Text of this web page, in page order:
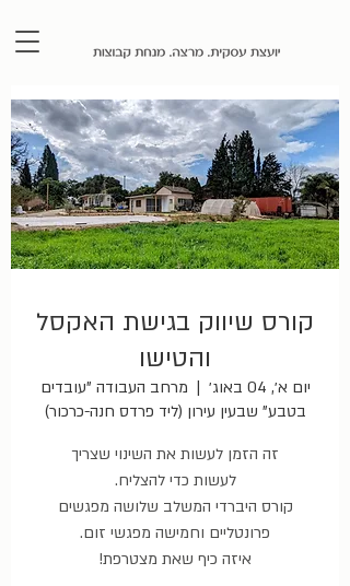
קורס שיווק בגישת האקסל
והטישו
יום א׳, 04 באוג׳
  |
מרחב העבודה "עובדים
בטבע" שבעין עירון (ליד פרדס חנה-כרכור)
זה הזמן לעשות את השינוי שצריך
קורס היברדי המשלב שלושה מפגשים
איזה כיף שאת מצטרפת!